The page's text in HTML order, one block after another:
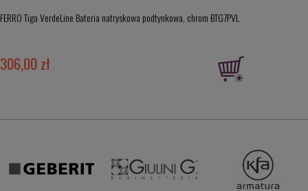
FERRO Tiga VerdeLine Bateria natryskowa podtynkowa, chrom BTG7PVL
306,00 zł